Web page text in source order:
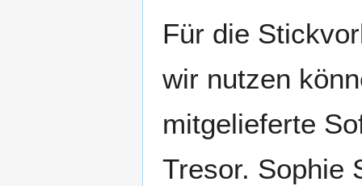
Für die
wir nutzen
mitgelieferte
Tresor. Sophie